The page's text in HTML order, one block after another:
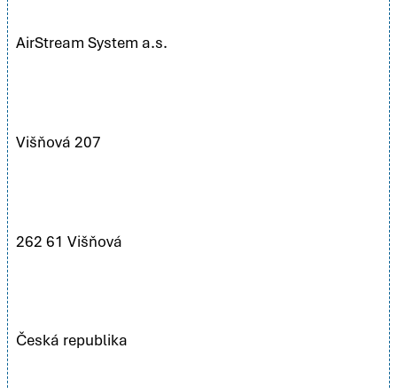
AirStream System a.s.
Višňová 207
262 61 Višňová
Česká republika